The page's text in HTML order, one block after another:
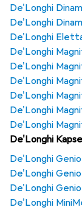
De'Longhi
De'Longhi
De'Longhi
De'Longhi
De'Longhi
De'Longhi
De'Longhi
De'Longhi
De'Longhi
De'Longhi
De'Longhi Genio
De'Longhi Genio
De'Longhi Genio
De'Longhi